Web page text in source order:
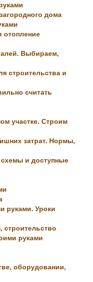
дома
отопление
Выбираем,
строительства и
считать
участке. Строим
затрат. Нормы,
и доступные
руками. Уроки
руками
оборудовании,